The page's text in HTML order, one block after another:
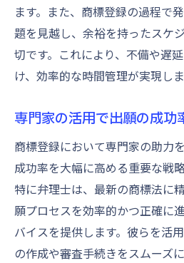
ます。また、商標登録の過程で
題を見越し、余裕を持ったスケ
切です。これにより、不備や遅
け、効率的な時間管理が実現しま
専門家の活用で出願の成功
商標登録において専門家の助力
成功率を大幅に高める重要な戦
特に弁理士は、最新の商標法に
願プロセスを効率的かつ正確に
バイスを提供します。彼らを活
の作成や審査手続きをスムーズ